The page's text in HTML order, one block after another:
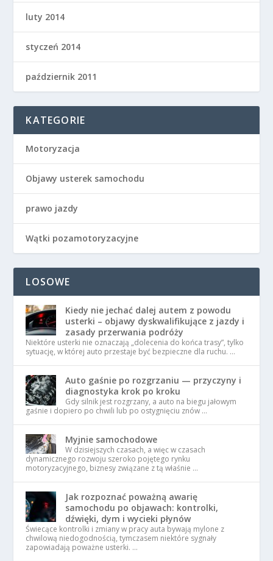
luty 2014
styczeń 2014
październik 2011
KATEGORIE
Motoryzacja
Objawy usterek samochodu
prawo jazdy
Wątki pozamotoryzacyjne
LOSOWE
Kiedy nie jechać dalej autem z powodu
usterki – objawy dyskwalifikujące z jazdy i
zasady przerwania podróży
Niektóre usterki nie oznaczają „dolecenia do końca trasy”, tylko
sytuację, w której auto przestaje być bezpieczne dla ruchu. …
Auto gaśnie po rozgrzaniu — przyczyny i
diagnostyka krok po kroku
Gdy silnik jest rozgrzany, a auto na biegu jałowym
gaśnie i dopiero po chwili lub po ostygnięciu znów …
Myjnie samochodowe
W dzisiejszych czasach, a więc w czasach
dynamicznego rozwoju szeroko pojętego rynku
motoryzacyjnego, biznesy związane z tą właśnie …
Jak rozpoznać poważną awarię
samochodu po objawach: kontrolki,
dźwięki, dym i wycieki płynów
Świecące kontrolki i zmiany w pracy auta bywają mylone z
chwilową niedogodnością, tymczasem niektóre sygnały
zapowiadają poważne usterki. …